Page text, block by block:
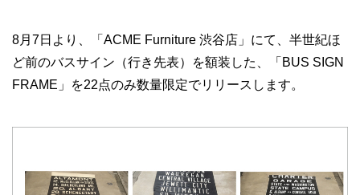
8月7日より、「ACME Furniture 渋谷店」にて、半世紀ほ
ど前のバスサイン（行き先表）を額装した、「BUS SIGN
FRAME」を22点のみ数量限定でリリースします。